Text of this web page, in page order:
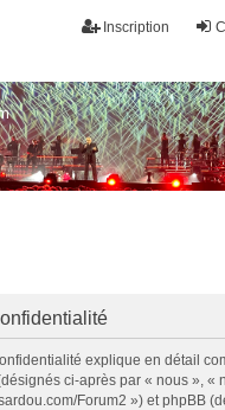
Inscription
explique en détail
ci-après par « nous », «
Forum2 ») et phpBB